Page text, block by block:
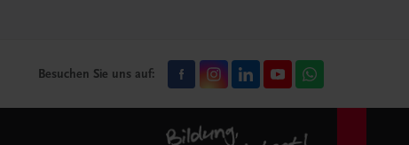
Besuchen Sie uns auf: